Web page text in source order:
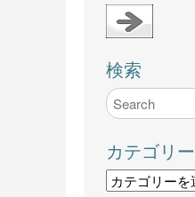
検索
カテゴリー
カ